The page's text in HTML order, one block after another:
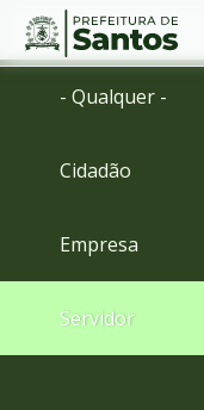
Ir
menu
para
Conteúdo
- Qualquer -
Cidadão
Empresa
Servidor